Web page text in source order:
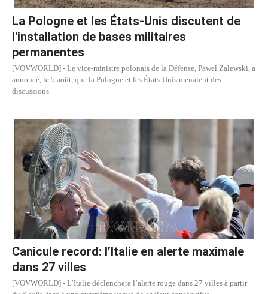
La Pologne et les États-Unis discutent de
l'installation de bases militaires
permanentes
[VOVWORLD] - Le vice-ministre polonais de la Défense, Pawel Zalewski, a
annoncé, le 5 août, que la Pologne et les États-Unis menaient des
discussions
Canicule record: l’Italie en alerte maximale
dans 27 villes
[VOVWORLD] - L’Italie déclenchera l’alerte rouge dans 27 villes à partir